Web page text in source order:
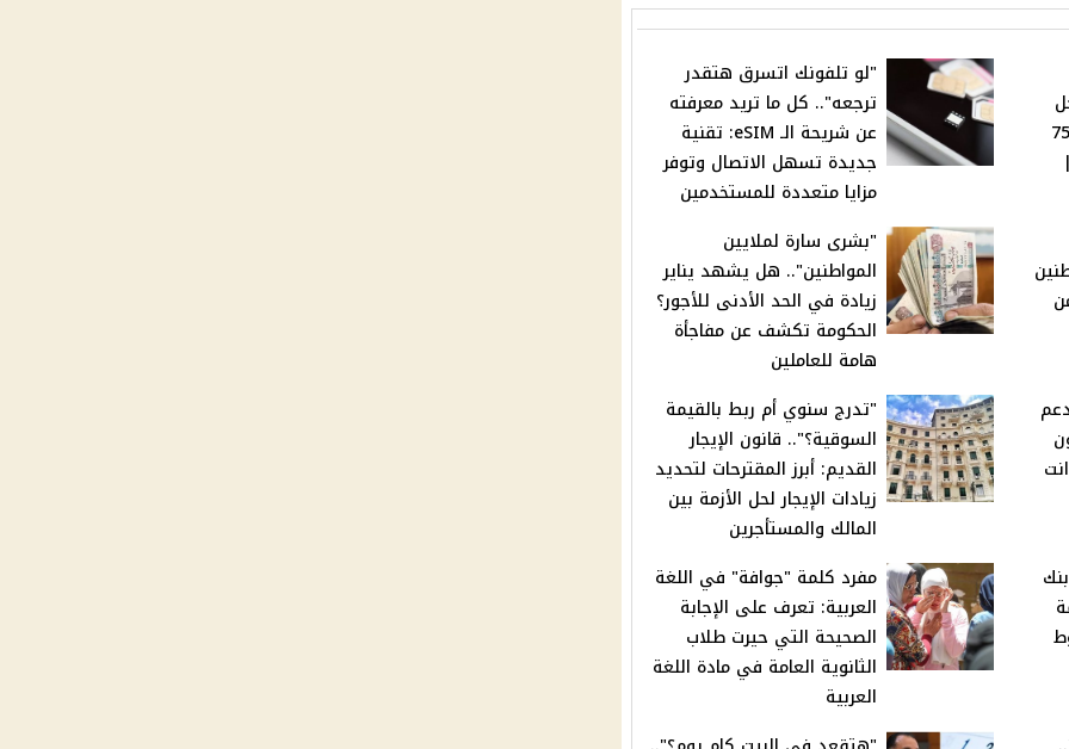
7500
"لو تلفونك اتسرق هتقدر
ترجعه".. كل ما تريد معرفته
عن شريحة الـ eSIM: تقنية
جديدة تسهل الاتصال وتوفر
مزايا متعددة للمستخدمين
"بشرى سارة لملايين
المواطنين".. هل يشهد يناير
زيادة في الحد الأدنى للأجور؟
الحكومة تكشف عن مفاجأة
هامة للعاملين
"تدرج سنوي أم ربط بالقيمة
السوقية؟".. قانون الإيجار
القديم: أبرز المقترحات لتحديد
زيادات الإيجار لحل الأزمة بين
المالك والمستأجرين
مفرد كلمة "جوافة" في اللغة
العربية: تعرف على الإجابة
الصحيحة التي حيرت طلاب
الثانوية العامة في مادة اللغة
العربية